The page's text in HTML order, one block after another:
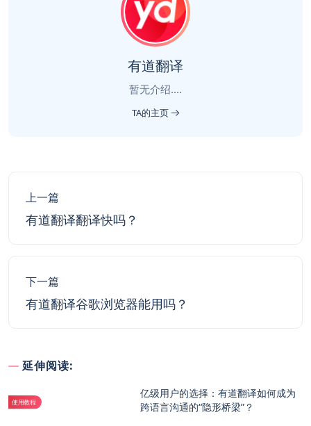
有道翻译
暂无介绍....
TA的主页
上一篇
有道翻译翻译快吗？
下一篇
有道翻译谷歌浏览器能用吗？
延伸阅读:
使用教程
亿级用户的选择：有道翻译如何成为
跨语言沟通的“隐形桥梁”？